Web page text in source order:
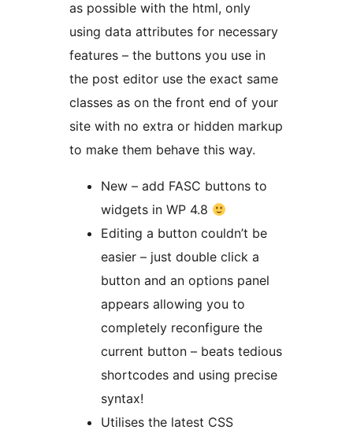
as possible with the html, only
using data attributes for necessary
features – the buttons you use in
the post editor use the exact same
classes as on the front end of your
site with no extra or hidden markup
to make them behave this way.
New – add FASC buttons to
widgets in WP 4.8
Editing a button couldn’t be
easier – just double click a
button and an options panel
appears allowing you to
completely reconfigure the
current button – beats tedious
shortcodes and using precise
syntax!
Utilises the latest CSS